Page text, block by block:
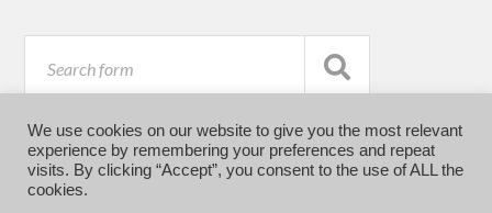
We use cookies on our website to give you the most relevant
experience by remembering your preferences and repeat
visits. By clicking “Accept”, you consent to the use of ALL the
cookies.